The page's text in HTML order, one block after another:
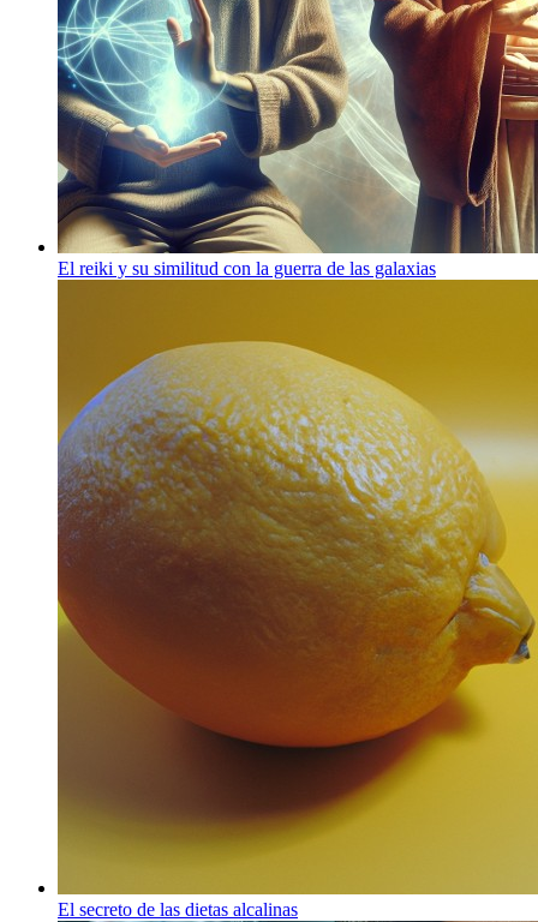
El reiki y su similitud con la guerra de las galaxias
El secreto de las dietas alcalinas